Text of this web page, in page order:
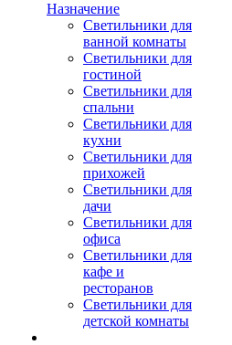
Назначение
Светильники для
ванной комнаты
Светильники для
гостиной
Светильники для
спальни
Светильники для
кухни
Светильники для
прихожей
Светильники для
дачи
Светильники для
офиса
Светильники для
кафе и
ресторанов
Светильники для
детской комнаты